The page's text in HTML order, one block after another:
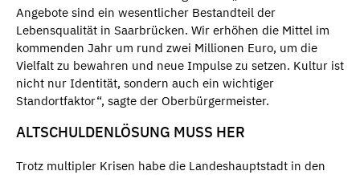
Angebote sind ein wesentlicher Bestandteil der
Lebensqualität in Saarbrücken. Wir erhöhen die Mittel im
kommenden Jahr um rund zwei Millionen Euro, um die
Vielfalt zu bewahren und neue Impulse zu setzen. Kultur ist
nicht nur Identität, sondern auch ein wichtiger
Standortfaktor“, sagte der Oberbürgermeister.
ALTSCHULDENLÖSUNG MUSS HER
Trotz multipler Krisen habe die Landeshauptstadt in den